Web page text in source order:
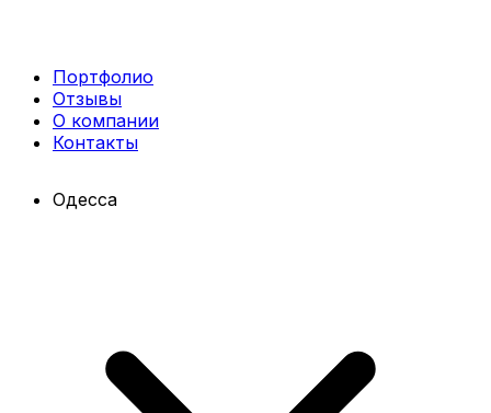
Портфолио
Отзывы
О компании
Контакты
Одесса